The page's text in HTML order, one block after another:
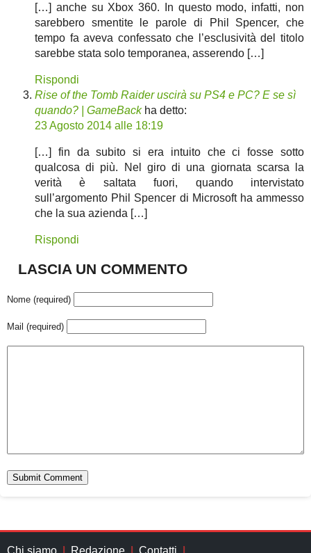
[…] anche su Xbox 360. In questo modo, infatti, non
sarebbero smentite le parole di Phil Spencer, che
tempo fa aveva confessato che l’esclusività del titolo
sarebbe stata solo temporanea, asserendo […]
Rispondi
Rise of the Tomb Raider uscirà su PS4 e PC? E se sì
quando? | GameBack ha detto:
23 Agosto 2014 alle 18:19
[…] fin da subito si era intuito che ci fosse sotto
qualcosa di più. Nel giro di una giornata scarsa la
verità è saltata fuori, quando intervistato
sull’argomento Phil Spencer di Microsoft ha ammesso
che la sua azienda […]
Rispondi
LASCIA UN COMMENTO
Nome (required)
Mail (required)